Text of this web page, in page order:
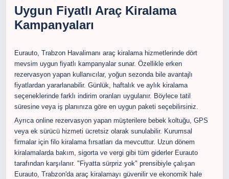
Uygun Fiyatlı Araç Kiralama
Kampanyaları
Eurauto, Trabzon Havalimanı araç kiralama hizmetlerinde dört
mevsim uygun fiyatlı kampanyalar sunar. Özellikle erken
rezervasyon yapan kullanıcılar, yoğun sezonda bile avantajlı
fiyatlardan yararlanabilir. Günlük, haftalık ve aylık kiralama
seçeneklerinde farklı indirim oranları uygulanır. Böylece tatil
süresine veya iş planınıza göre en uygun paketi seçebilirsiniz.
Ayrıca online rezervasyon yapan müşterilere bebek koltuğu, GPS
veya ek sürücü hizmeti ücretsiz olarak sunulabilir. Kurumsal
firmalar için filo kiralama fırsatları da mevcuttur. Uzun dönem
kiralamalarda bakım, sigorta ve vergi gibi tüm giderler Eurauto
tarafından karşılanır. "Fiyatta sürpriz yok" prensibiyle çalışan
Eurauto, Trabzon'da araç kiralamayı güvenilir ve ekonomik hale